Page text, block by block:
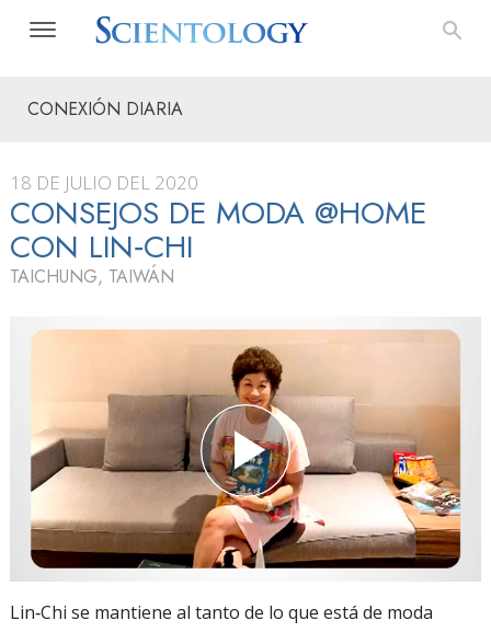
CONEXIÓN DIARIA
18 DE JULIO DEL 2020
CONSEJOS DE MODA @HOME
CON LIN‑CHI
TAICHUNG, TAIWÁN
Lin‑Chi se mantiene al tanto de lo que está de moda